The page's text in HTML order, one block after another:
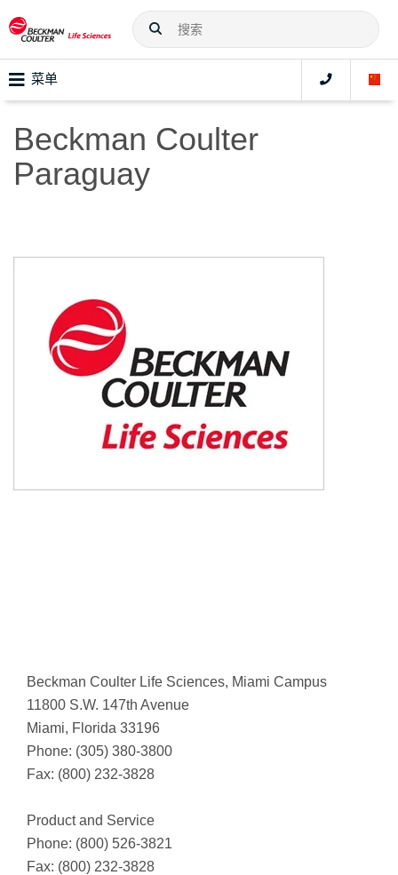
菜单
Beckman Coulter
Paraguay
Beckman Coulter Life Sciences, Miami Campus
11800 S.W. 147th Avenue
Miami, Florida 33196
Phone: (305) 380-3800
Fax: (800) 232-3828
Product and Service
Phone: (800) 526-3821
Fax: (800) 232-3828